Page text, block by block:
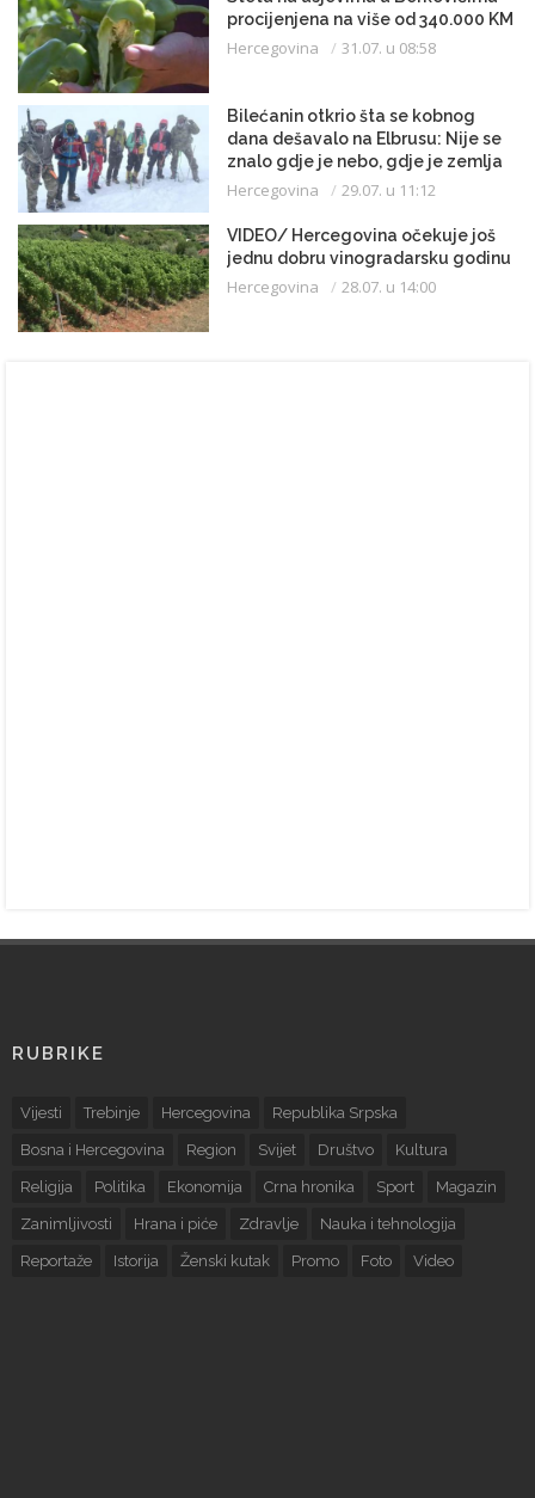
procijenjena na više od 340.000 KM
Hercegovina 31.07. u 08:58
Bilećanin otkrio šta se kobnog
dana dešavalo na Elbrusu: Nije se
znalo gdje je nebo, gdje je zemlja
Hercegovina 29.07. u 11:12
VIDEO/ Hercegovina očekuje još
jednu dobru vinogradarsku godinu
Hercegovina 28.07. u 14:00
RUBRIKE
Vijesti Trebinje Hercegovina Republika Srpska
Bosna i Hercegovina Region Svijet Društvo Kultura
Religija Politika Ekonomija Crna hronika Sport Magazin
Zanimljivosti Hrana i piće Zdravlje Nauka i tehnologija
Reportaže Istorija Ženski kutak Promo Foto Video